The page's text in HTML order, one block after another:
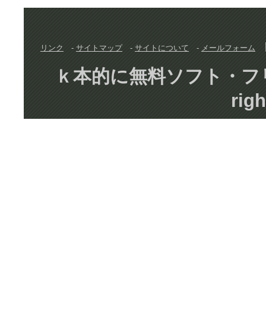
リンク - サイトマップ- サイトについて - メールフォーム
ｋ本的に無料ソフト・